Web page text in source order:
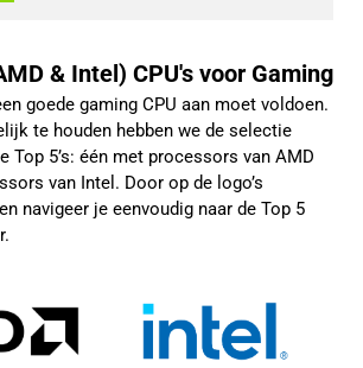
& Intel) CPU's voor Gaming
goede gaming CPU aan moet voldoen.
te houden hebben we de selectie
Top 5’s: één met processors van AMD
van Intel. Door op de logo’s
navigeer je eenvoudig naar de Top 5